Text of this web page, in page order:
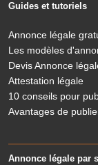
Guides et tutoriels
Annonce légale
Les modèles
Devis Annonce
Attestation légale
10 conseils pour
Avantages de
Annonce légale par